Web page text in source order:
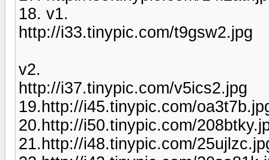
18. v1.
http://i33.tinypic.com/t9gsw2.jpg
v2.
http://i37.tinypic.com/v5ics2.jpg
19.http://i45.tinypic.com/
20.http://i50.tinypic.com/
21.http://i48.tinypic.com/